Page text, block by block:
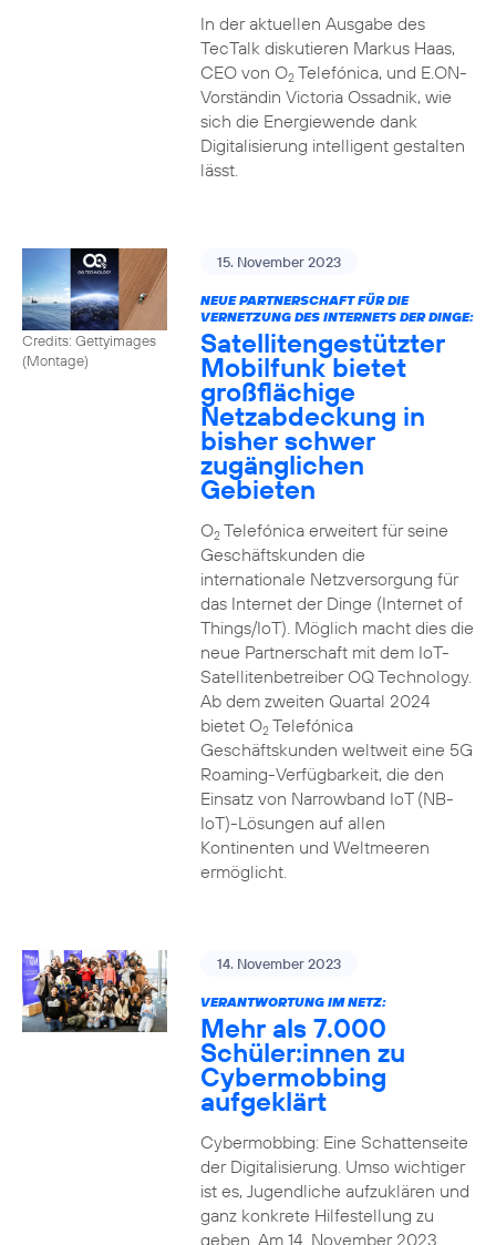
In der aktuellen Ausgabe des
TecTalk diskutieren Markus Haas,
CEO von O2Telefónica, und E.ON-
Vorständin Victoria Ossadnik, wie
sich die Energiewende dank
Digitalisierung intelligent gestalten
lässt.
Credits: Gettyimages
(Montage)
15. November 2023
NEUE PARTNERSCHAFT FÜR DIE
VERNETZUNG DES INTERNETS DER DINGE:
Satellitengestützter
Mobilfunk bietet
großflächige
Netzabdeckung in
bisher schwer
zugänglichen
Gebieten
O2Telefónica erweitert für seine
Geschäftskunden die
internationale Netzversorgung für
das Internet der Dinge (Internet of
Things/IoT). Möglich macht dies die
neue Partnerschaft mit dem IoT-
Satellitenbetreiber OQ Technology.
Ab dem zweiten Quartal 2024
bietet O2Telefónica
Geschäftskunden weltweit eine 5G
Roaming-Verfügbarkeit, die den
Einsatz von Narrowband IoT (NB-
IoT)-Lösungen auf allen
Kontinenten und Weltmeeren
ermöglicht.
14. November 2023
VERANTWORTUNG IM NETZ:
Mehr als 7.000
Schüler:innen zu
Cybermobbing
aufgeklärt
Cybermobbing: Eine Schattenseite
der Digitalisierung. Umso wichtiger
ist es, Jugendliche aufzuklären und
ganz konkrete Hilfestellung zu
geben. Am 14. November 2023